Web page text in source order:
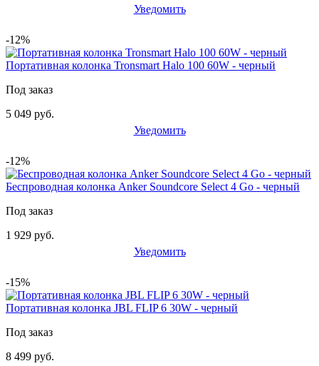
Уведомить
-12%
Портативная колонка Tronsmart Halo 100 60W - черный
Под заказ
5 049 руб.
Уведомить
-12%
Беспроводная колонка Anker Soundcore Select 4 Go - черный
Под заказ
1 929 руб.
Уведомить
-15%
Портативная колонка JBL FLIP 6 30W - черный
Под заказ
8 499 руб.